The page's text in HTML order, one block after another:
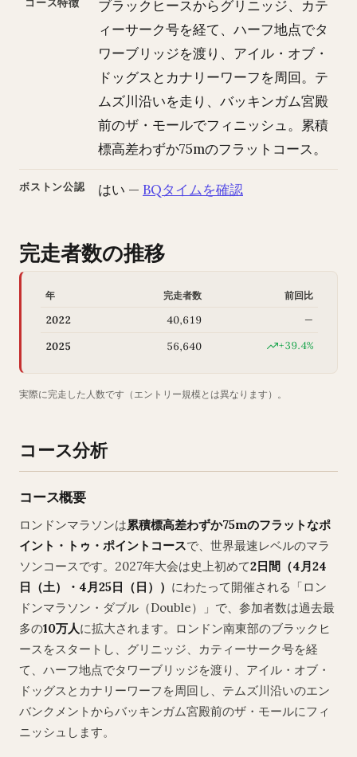
ブラックヒースからグリニッジ、カテ
ィーサーク号を経て、ハーフ地点でタ
ワーブリッジを渡り、アイル・オブ・
ドッグスとカナリーワーフを周回。テ
ムズ川沿いを走り、バッキンガム宮殿
前のザ・モールでフィニッシュ。累積
標高差わずか75mのフラットコース。
ボストン公認 はい — BQタイムを確認
完走者数の推移
年 完走者数 前回比
2022 40,619
—
2025
56,640 +39.4%
実際に完走した人数です（エントリー規模とは異なります）。
コース分析
コース概要
ロンドンマラソンは累積標高差わずか75mのフラットなポ
イント・トゥ・ポイントコースで、世界最速レベルのマラ
ソンコースです。2027年大会は史上初めて2日間（4月24
日（土）・4月25日（日）） にわたって開催される「ロン
ドンマラソン・ダブル（Double）」で、参加者数は過去最
多の10万人に拡大されます。ロンドン南東部のブラックヒ
ースをスタートし、グリニッジ、カティーサーク号を経
て、ハーフ地点でタワーブリッジを渡り、アイル・オブ・
ドッグスとカナリーワーフを周回し、テムズ川沿いのエン
バンクメントからバッキンガム宮殿前のザ・モールにフィ
ニッシュします。